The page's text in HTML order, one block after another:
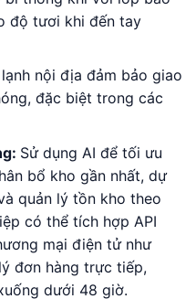
độ tươi khi đến tay
nội địa đảm bảo giao
đặc biệt trong các
Sử dụng AI để tối ưu
bổ kho gần nhất, dự
quản lý tồn kho theo
có thể tích hợp API
mại điện tử như
đơn hàng trực tiếp,
dưới 48 giờ.